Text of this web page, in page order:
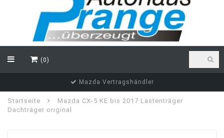
(0)
Top Bewertungen
Startseite
Mazda CX-5 KE bis 2017 Lastenträger
Dachträger original